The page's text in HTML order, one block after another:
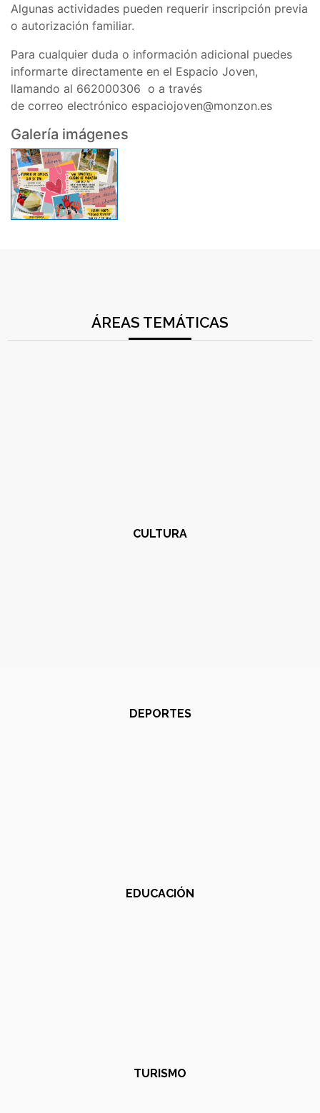
Algunas actividades pueden requerir inscripción previa
o autorización familiar.
Para cualquier duda o información adicional puedes
informarte directamente en el Espacio Joven,
llamando al 662000306 o a través
de correo electrónico espaciojoven@monzon.es
Galería imágenes
ÁREAS TEMÁTICAS
CULTURA
DEPORTES
EDUCACIÓN
TURISMO